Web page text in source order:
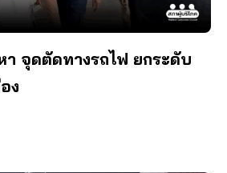
า จุดตัดทางรถไฟ ยกระดับ
ง